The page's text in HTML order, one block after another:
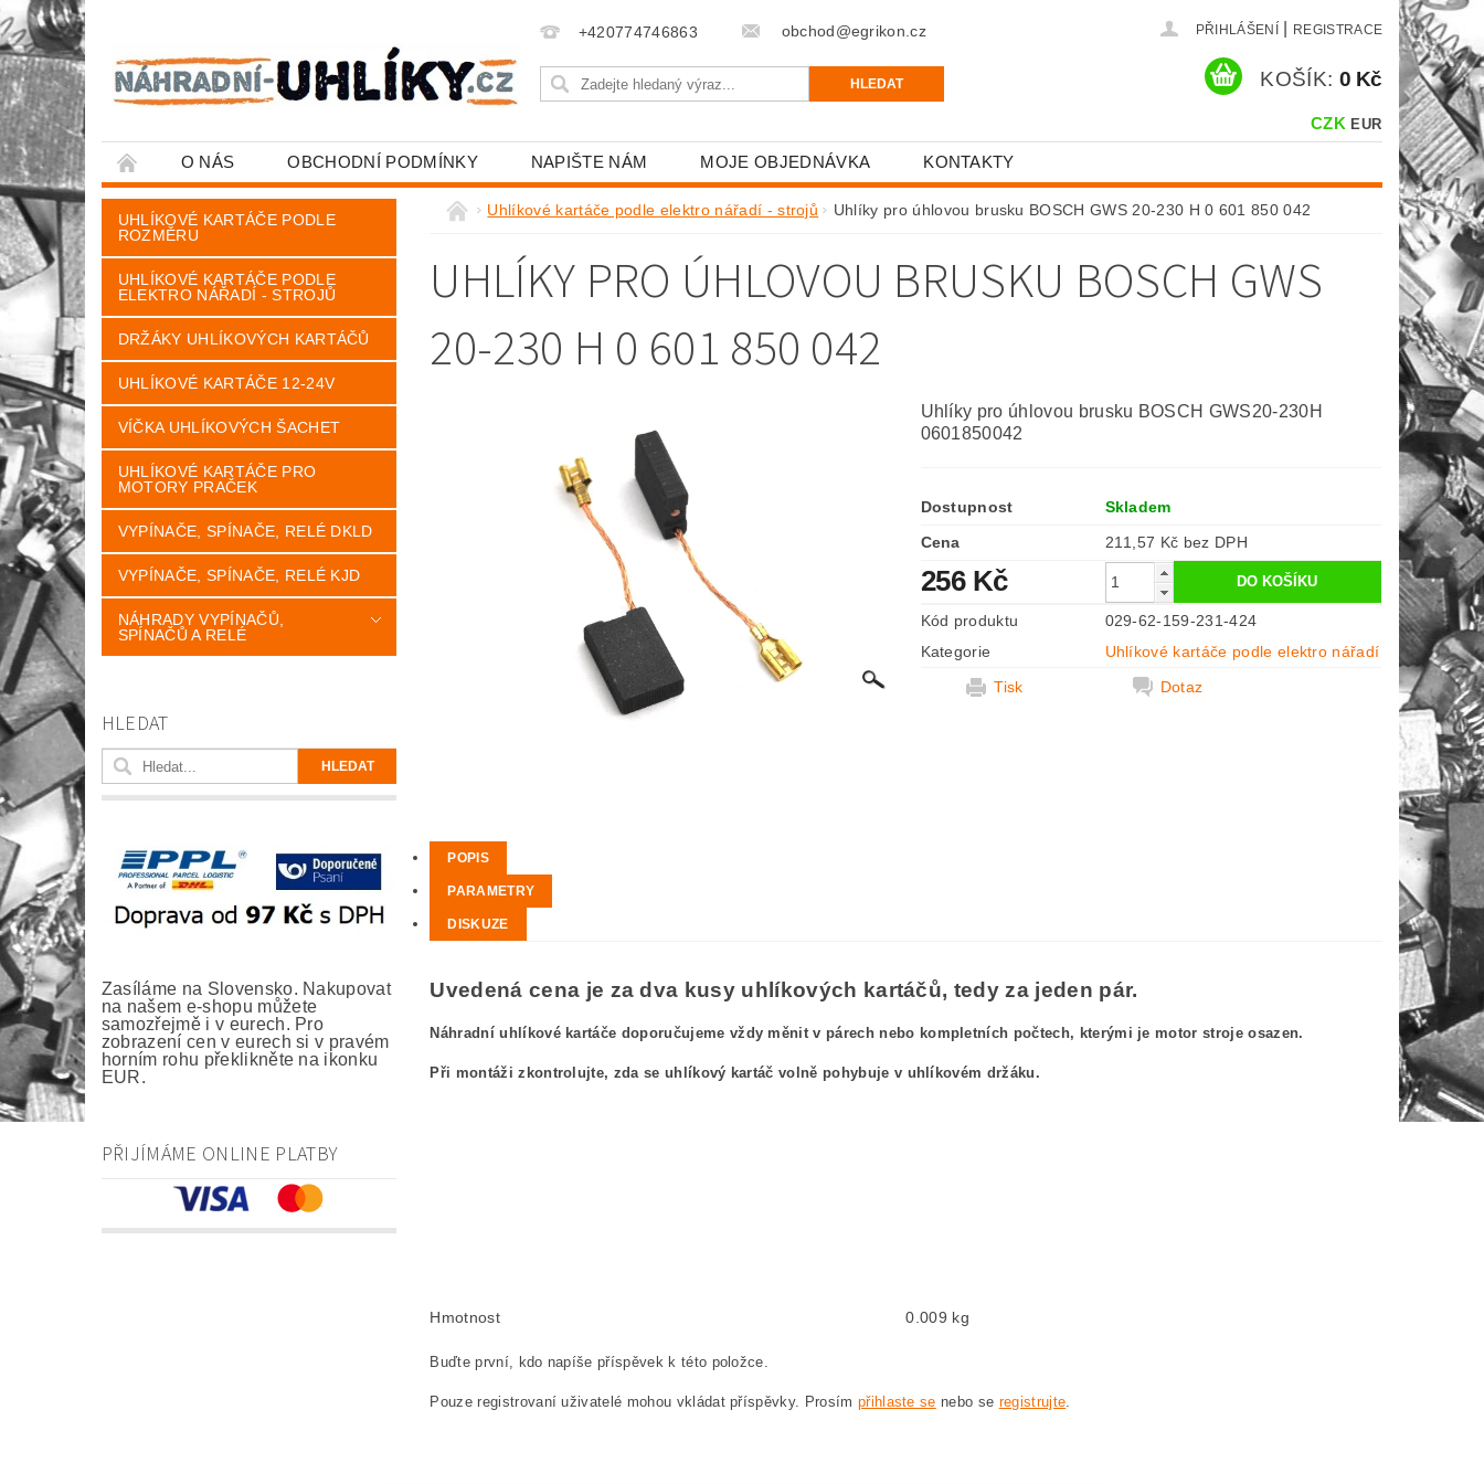
+420774746863 obchod@egrikon.cz PŘIHLÁŠENÍ REGISTRACE
CZK EUR
KOŠÍK: 0 Kč
O NÁS OBCHODNÍ PODMÍNKY NAPIŠTE NÁM MOJE OBJEDNÁVKA KONTAKTY
UHLÍKOVÉ KARTÁČE PODLE
ROZMĚRU
UHLÍKOVÉ KARTÁČE PODLE
ELEKTRO NÁŘADÍ - STROJŮ
DRŽÁKY UHLÍKOVÝCH KARTÁČŮ
UHLÍKOVÉ KARTÁČE 12-24V
VÍČKA UHLÍKOVÝCH ŠACHET
UHLÍKOVÉ KARTÁČE PRO
MOTORY PRAČEK
VYPÍNAČE, SPÍNAČE, RELÉ DKLD
VYPÍNAČE, SPÍNAČE, RELÉ KJD
NÁHRADY VYPÍNAČŮ,
SPÍNAČŮ A RELÉ
HLEDAT
Zasíláme na Slovensko. Nakupovat
na našem e-shopu můžete
samozřejmě i v eurech. Pro
zobrazení cen v eurech si v pravém
horním rohu překlikněte na ikonku
EUR.
PŘIJÍMÁME ONLINE PLATBY
Uhlíkové kartáče podle elektro nářadí - strojů Uhlíky pro úhlovou brusku BOSCH GWS 20-230 H 0 601 850 042
UHLÍKY PRO ÚHLOVOU BRUSKU BOSCH GWS
20-230 H 0 601 850 042
Uhlíky pro úhlovou brusku BOSCH GWS20-230H
0601850042
Dostupnost
Skladem
Cena
211,57 Kč bez DPH
256 Kč
Kód produktu
029-62-159-231-424
Kategorie
Uhlíkové kartáče podle elektro nářadí
Tisk
Dotaz
POPIS
PARAMETRY
DISKUZE
Uvedená cena je za dva kusy uhlíkových kartáčů, tedy za jeden pár.
Náhradní uhlíkové kartáče doporučujeme vždy měnit v párech nebo kompletních počtech, kterými je motor stroje osazen.
Při montáži zkontrolujte, zda se uhlíkový kartáč volně pohybuje v uhlíkovém držáku.
Hmotnost 0.009 kg
Buďte první, kdo napíše příspěvek k této položce.
Pouze registrovaní uživatelé mohou vkládat příspěvky. Prosím přihlaste se nebo se registrujte.